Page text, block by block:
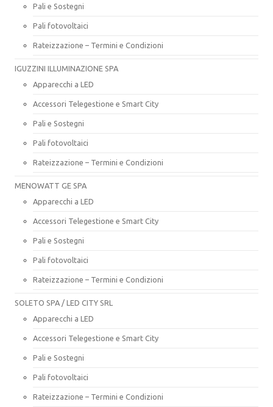
Pali e Sostegni
Pali fotovoltaici
Rateizzazione – Termini e Condizioni
IGUZZINI ILLUMINAZIONE SPA
Apparecchi a LED
Accessori Telegestione e Smart City
Pali e Sostegni
Pali fotovoltaici
Rateizzazione – Termini e Condizioni
MENOWATT GE SPA
Apparecchi a LED
Accessori Telegestione e Smart City
Pali e Sostegni
Pali fotovoltaici
Rateizzazione – Termini e Condizioni
SOLETO SPA / LED CITY SRL
Apparecchi a LED
Accessori Telegestione e Smart City
Pali e Sostegni
Pali fotovoltaici
Rateizzazione – Termini e Condizioni